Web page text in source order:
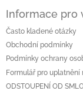
Informace pro
Často kladené otázky
Obchodní podmínky
Podmínky ochrany
Formulář pro uplatnění
ODSTOUPENÍ OD